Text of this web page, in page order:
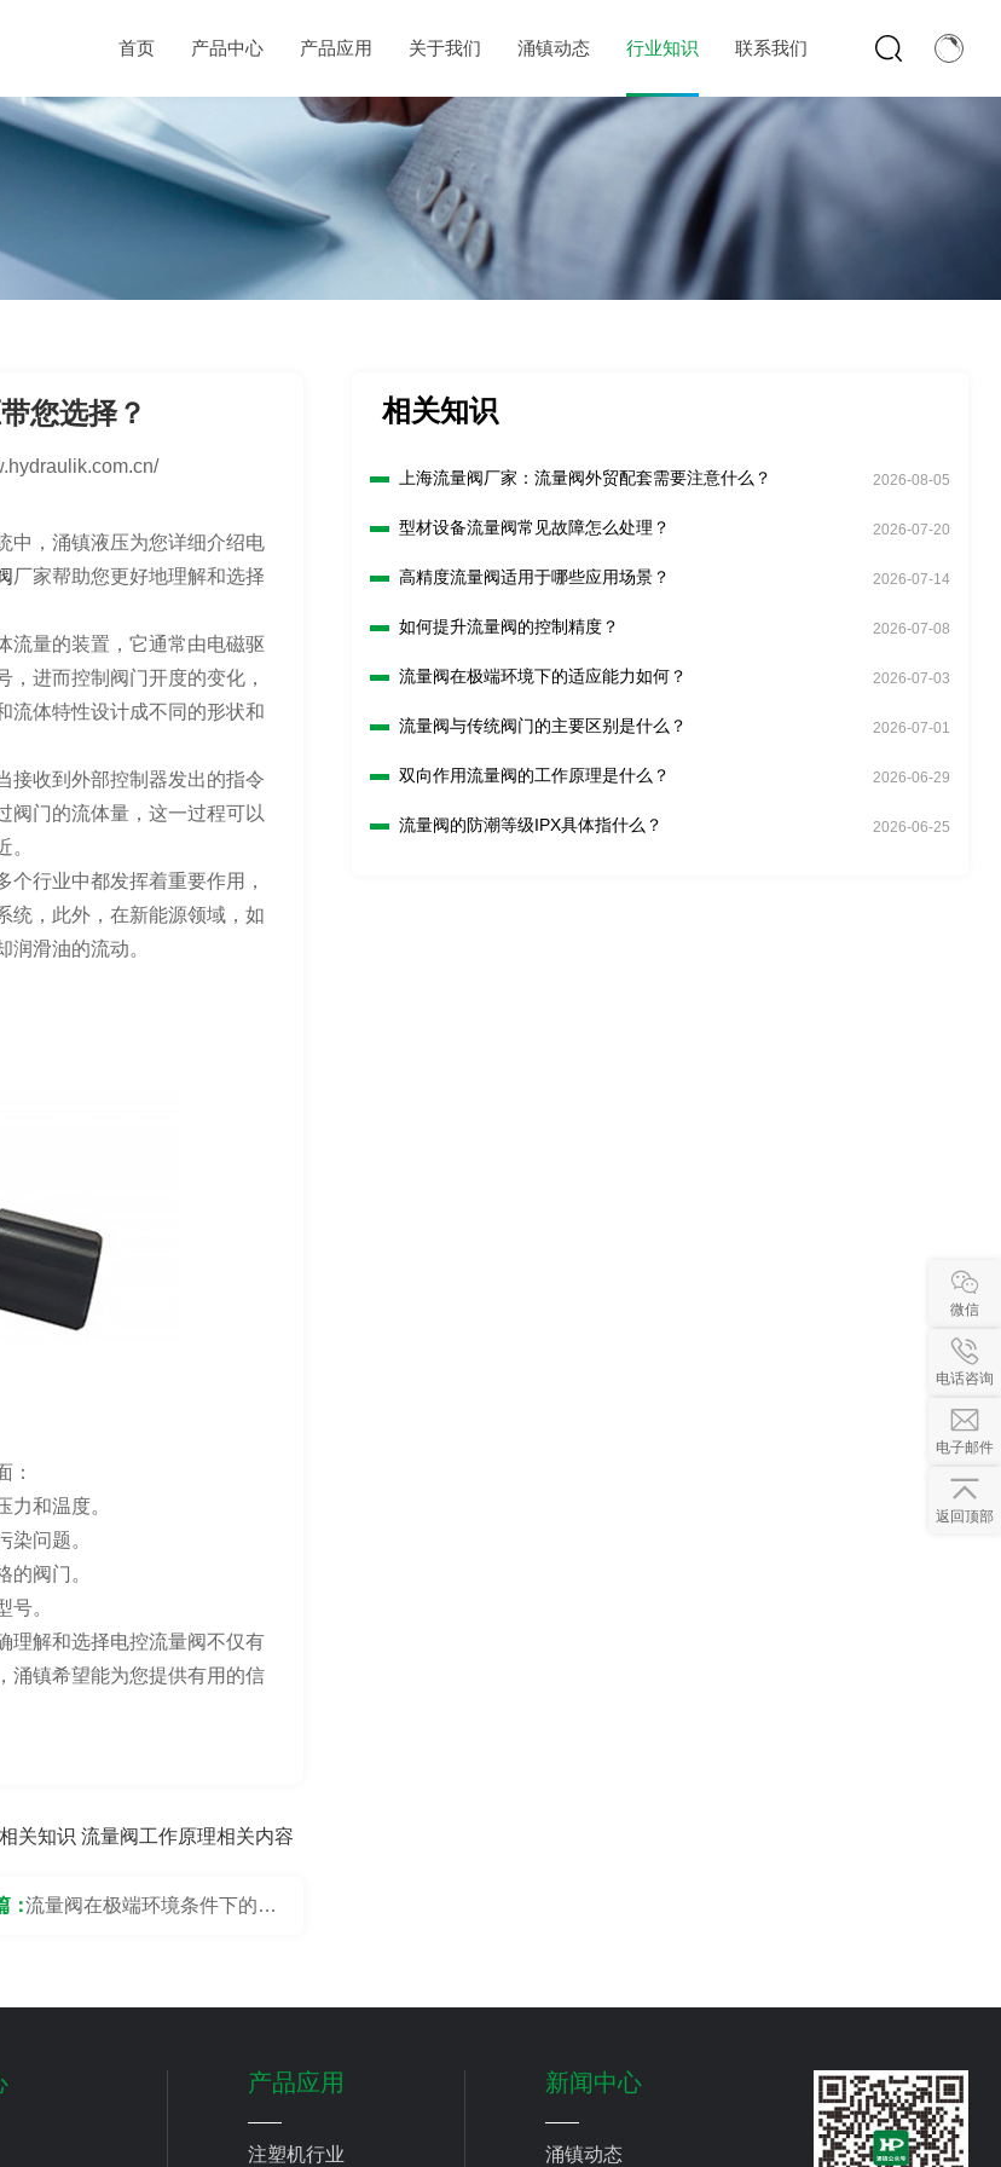
首页 产品中心 产品应用 关于我们 涌镇动态 行业知识 联系我们
您选择？
中，涌镇液压为您详细介绍电
厂家帮助您更好地理解和选择
流量的装置，它通常由电磁驱
进而控制阀门开度的变化，
流体特性设计成不同的形状和
接收到外部控制器发出的指令
阀门的流体量，这一过程可以
行业中都发挥着重要作用，
统，此外，在新能源领域，如
滑油的流动。
：
和温度。
问题。
阀门。
。
理解和选择电控流量阀不仅有
涌镇希望能为您提供有用的信
关知识 流量阀工作原理相关内容
：流量阀在极端环境条件下的表
相关知识
上海流量阀厂家：流量阀外贸配套需要注意什么？ 2026-08-05
型材设备流量阀常见故障怎么处理？ 2026-07-20
高精度流量阀适用于哪些应用场景？ 2026-07-14
如何提升流量阀的控制精度？ 2026-07-08
流量阀在极端环境下的适应能力如何？ 2026-07-03
流量阀与传统阀门的主要区别是什么？ 2026-07-01
双向作用流量阀的工作原理是什么？ 2026-06-29
流量阀的防潮等级IPX具体指什么？ 2026-06-25
产品应用
注塑机行业
新闻中心
涌镇动态
微信
电话咨询
电子邮件
返回顶部